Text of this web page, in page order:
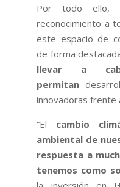
Por todo ello,
reconocimiento a
este espacio de
de forma
llevar a
permitan
innovadoras frente
“El cambio
ambiental de
respuesta a
tenemos como